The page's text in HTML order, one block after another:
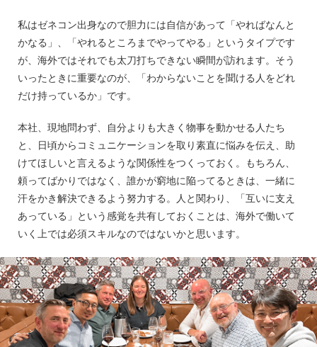
私はゼネコン出身なので胆力には自信があって「やればなんと
かなる」、「やれるところまでやってやる」というタイプです
が、海外ではそれでも太刀打ちできない瞬間が訪れます。そう
いったときに重要なのが、「わからないことを聞ける人をどれ
だけ持っているか」です。
本社、現地問わず、自分よりも大きく物事を動かせる人たち
と、日頃からコミュニケーションを取り素直に悩みを伝え、助
けてほしいと言えるような関係性をつくっておく。もちろん、
頼ってばかりではなく、誰かが窮地に陥ってるときは、一緒に
汗をかき解決できるよう努力する。人と関わり、「互いに支え
あっている」という感覚を共有しておくことは、海外で働いて
いく上では必須スキルなのではないかと思います。